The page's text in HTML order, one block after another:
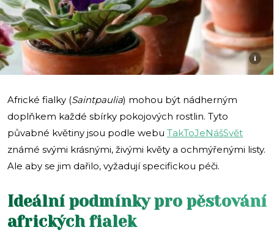
i
Africké fialky (Saintpaulia) mohou být nádherným
doplňkem každé sbírky pokojových rostlin. Tyto
půvabné květiny jsou podle webu TakToJeNášSvět
známé svými krásnými, živými květy a ochmýřenými listy.
Ale aby se jim dařilo, vyžadují specifickou péči.
Ideální podmínky pro pěstování
afrických fialek